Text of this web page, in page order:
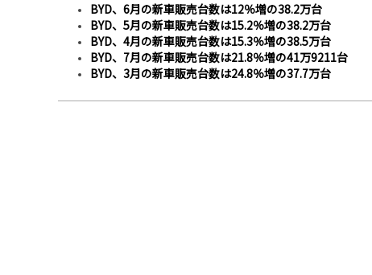
BYD、6月の新車販売台数は12％増の38.2万台
BYD、5月の新車販売台数は15.2％増の38.2万台
BYD、4月の新車販売台数は15.3％増の38.5万台
BYD、7月の新車販売台数は21.8％増の41万9211台
BYD、3月の新車販売台数は24.8％増の37.7万台